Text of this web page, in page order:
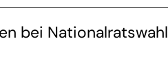
bei Nationalratswahl